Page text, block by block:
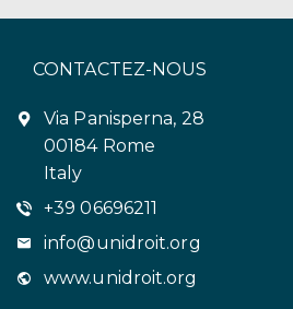
CONTACTEZ-NOUS
Via Panisperna, 28
00184 Rome
Italy
+39 06696211
info@unidroit.org
www.unidroit.org